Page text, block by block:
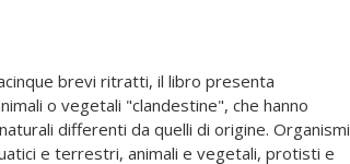
brevi ritratti, il libro presenta
o vegetali "clandestine", che hanno
differenti da quelli di origine. Organismi
e terrestri, animali e vegetali, protisti e
che hanno trovato, quasi sempre
sostituendosi alle specie locali e
infinitamente più alti di quelli che avevano
emblematico è quello dell'introduzione